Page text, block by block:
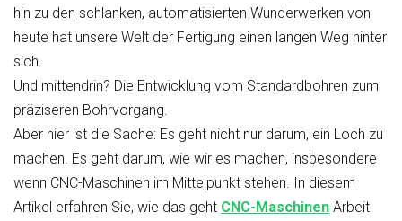
hin zu den schlanken, automatisierten Wunderwerken von
heute hat unsere Welt der Fertigung einen langen Weg hinter
sich.
Und mittendrin? Die Entwicklung vom Standardbohren zum
präziseren Bohrvorgang.
Aber hier ist die Sache: Es geht nicht nur darum, ein Loch zu
machen. Es geht darum, wie wir es machen, insbesondere
wenn CNC-Maschinen im Mittelpunkt stehen. In diesem
Artikel erfahren Sie, wie das geht CNC-Maschinen Arbeit